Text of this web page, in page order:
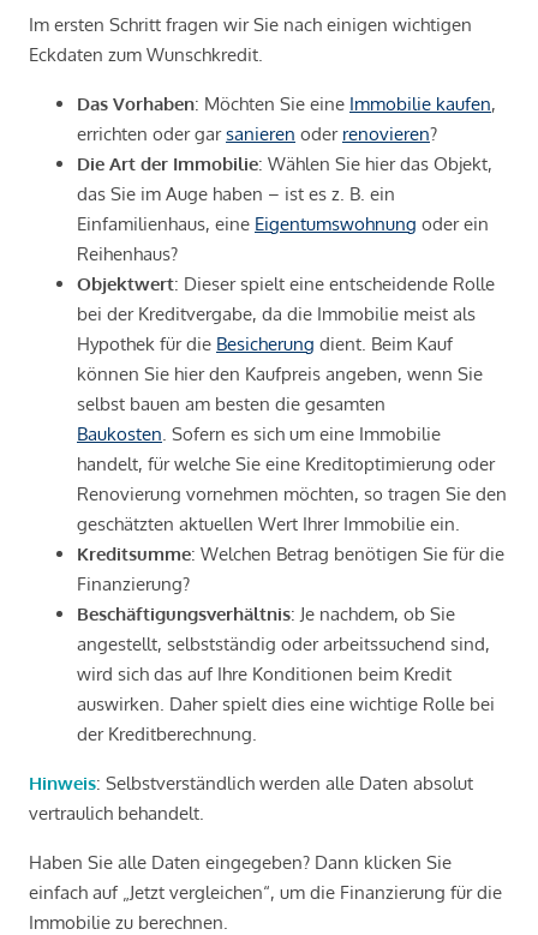
Im ersten Schritt fragen wir Sie nach einigen wichtigen
Eckdaten zum Wunschkredit.
Das Vorhaben: Möchten Sie eine Immobilie kaufen,
errichten oder garsanieren oder renovieren?
Die Art der Immobilie: Wählen Sie hier das Objekt,
das Sie im Auge haben – ist es z. B. ein
Einfamilienhaus, eine Eigentumswohnung oder ein
Reihenhaus?
Objektwert: Dieser spielt eine entscheidende Rolle
bei der Kreditvergabe, da die Immobilie meist als
Hypothek für die Besicherung dient. Beim Kauf
können Sie hier den Kaufpreis angeben, wenn Sie
selbst bauen am besten die gesamten
Baukosten . Sofern es sich um eine Immobilie
handelt, für welche Sie eine Kreditoptimierung oder
Renovierung vornehmen möchten, so tragen Sie den
geschätzten aktuellen Wert Ihrer Immobilie ein.
Kreditsumme: Welchen Betrag benötigen Sie für die
Finanzierung?
Beschäftigungsverhältnis: Je nachdem, ob Sie
angestellt, selbstständig oder arbeitssuchend sind,
wird sich das auf Ihre Konditionen beim Kredit
auswirken. Daher spielt dies eine wichtige Rolle bei
der Kreditberechnung.
Hinweis: Selbstverständlich werden alle Daten absolut
vertraulich behandelt.
Haben Sie alle Daten eingegeben? Dann klicken Sie
einfach auf „Jetzt vergleichen“, um die Finanzierung für die
Immobilie zu berechnen.